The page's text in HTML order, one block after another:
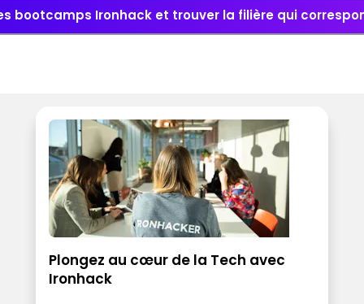
bootcamps Ironhack et trouver la filière qui
Plongez au cœur de la Tech avec
Ironhack